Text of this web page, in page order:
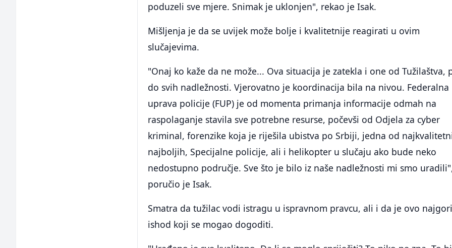
poduzeli sve mjere. Snimak je uklonjen", rekao je Isak.
Mišljenja je da se uvijek može bolje i kvalitetnije reagirati u ovim
slučajevima.
"Onaj ko kaže da ne može... Ova situacija je zatekla i one od Tužilaštva,
do svih nadležnosti. Vjerovatno je koordinacija bila na nivou. Federalna
uprava policije (FUP) je od momenta primanja informacije odmah na
raspolaganje stavila sve potrebne resurse, počevši od Odjela za cyber
kriminal, forenzike koja je riješila ubistva po Srbiji, jedna od
najboljih, Specijalne policije, ali i helikopter u slučaju ako bude neko
nedostupno područje. Sve što je bilo iz naše nadležnosti mi smo
poručio je Isak.
Smatra da tužilac vodi istragu u ispravnom pravcu, ali i da je ovo
ishod koji se mogao dogoditi.